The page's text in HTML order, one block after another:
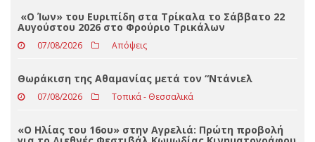
Η ΙΑΠΩΝΙΚΗ παραμένει Χορηγός Ονοματοδοσίας του
Α.Σ. Καρδίτσας για 4η διαδοχική χρονιά!
07/08/2026 Αθλητικά
«Ο Ίων» του Ευριπίδη στα Τρίκαλα το Σάββατο 22
Αυγούστου 2026 στο Φρούριο Τρικάλων